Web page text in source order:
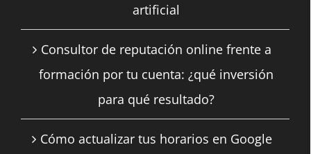
artificial
Consultor de reputación online frente a
formación por tu cuenta: ¿qué inversión
para qué resultado?
Cómo actualizar tus horarios en Google